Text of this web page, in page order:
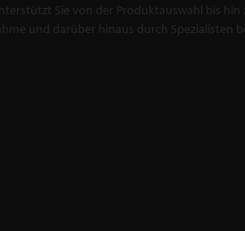
Sie von der Produktauswahl bis hin
und darüber hinaus durch Spezialisten